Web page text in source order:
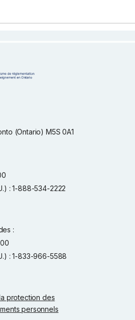
(Ontario) M5S 0A1
: 1-888-534-2222
:
: 1-833-966-5588
protection des
personnels